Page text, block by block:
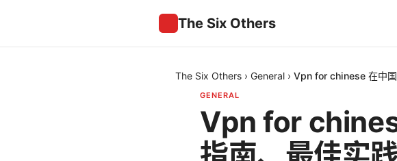
The Six Others
The Six Others › General › Vpn for chinese 在中
GENERAL
Vpn for